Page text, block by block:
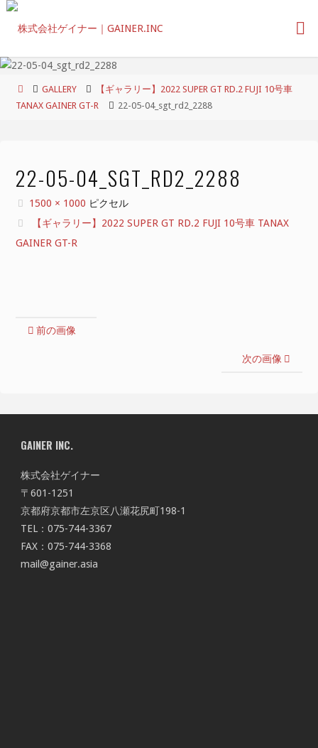
コ
ン
ホ
ー
GALLERY
【ギャラリー】2022 SUPER GT RD.2 FUJI 10号車
TANAX GAINER GT-R
22-05-04_sgt_rd2_2288
22-05-04_SGT_RD2_2288
フ
ル
サ
1500 × 1000 ピクセル
【ギャラリー】2022 SUPER GT RD.2 FUJI 10号車 TANAX
GAINER GT-R
前の画像
次の画像
GAINER INC.
株式会社ゲイナー
〒601-1251
京都府京都市左京区八瀬花尻町198-1
TEL：075-744-3367
FAX：075-744-3368
mail@gainer.asia